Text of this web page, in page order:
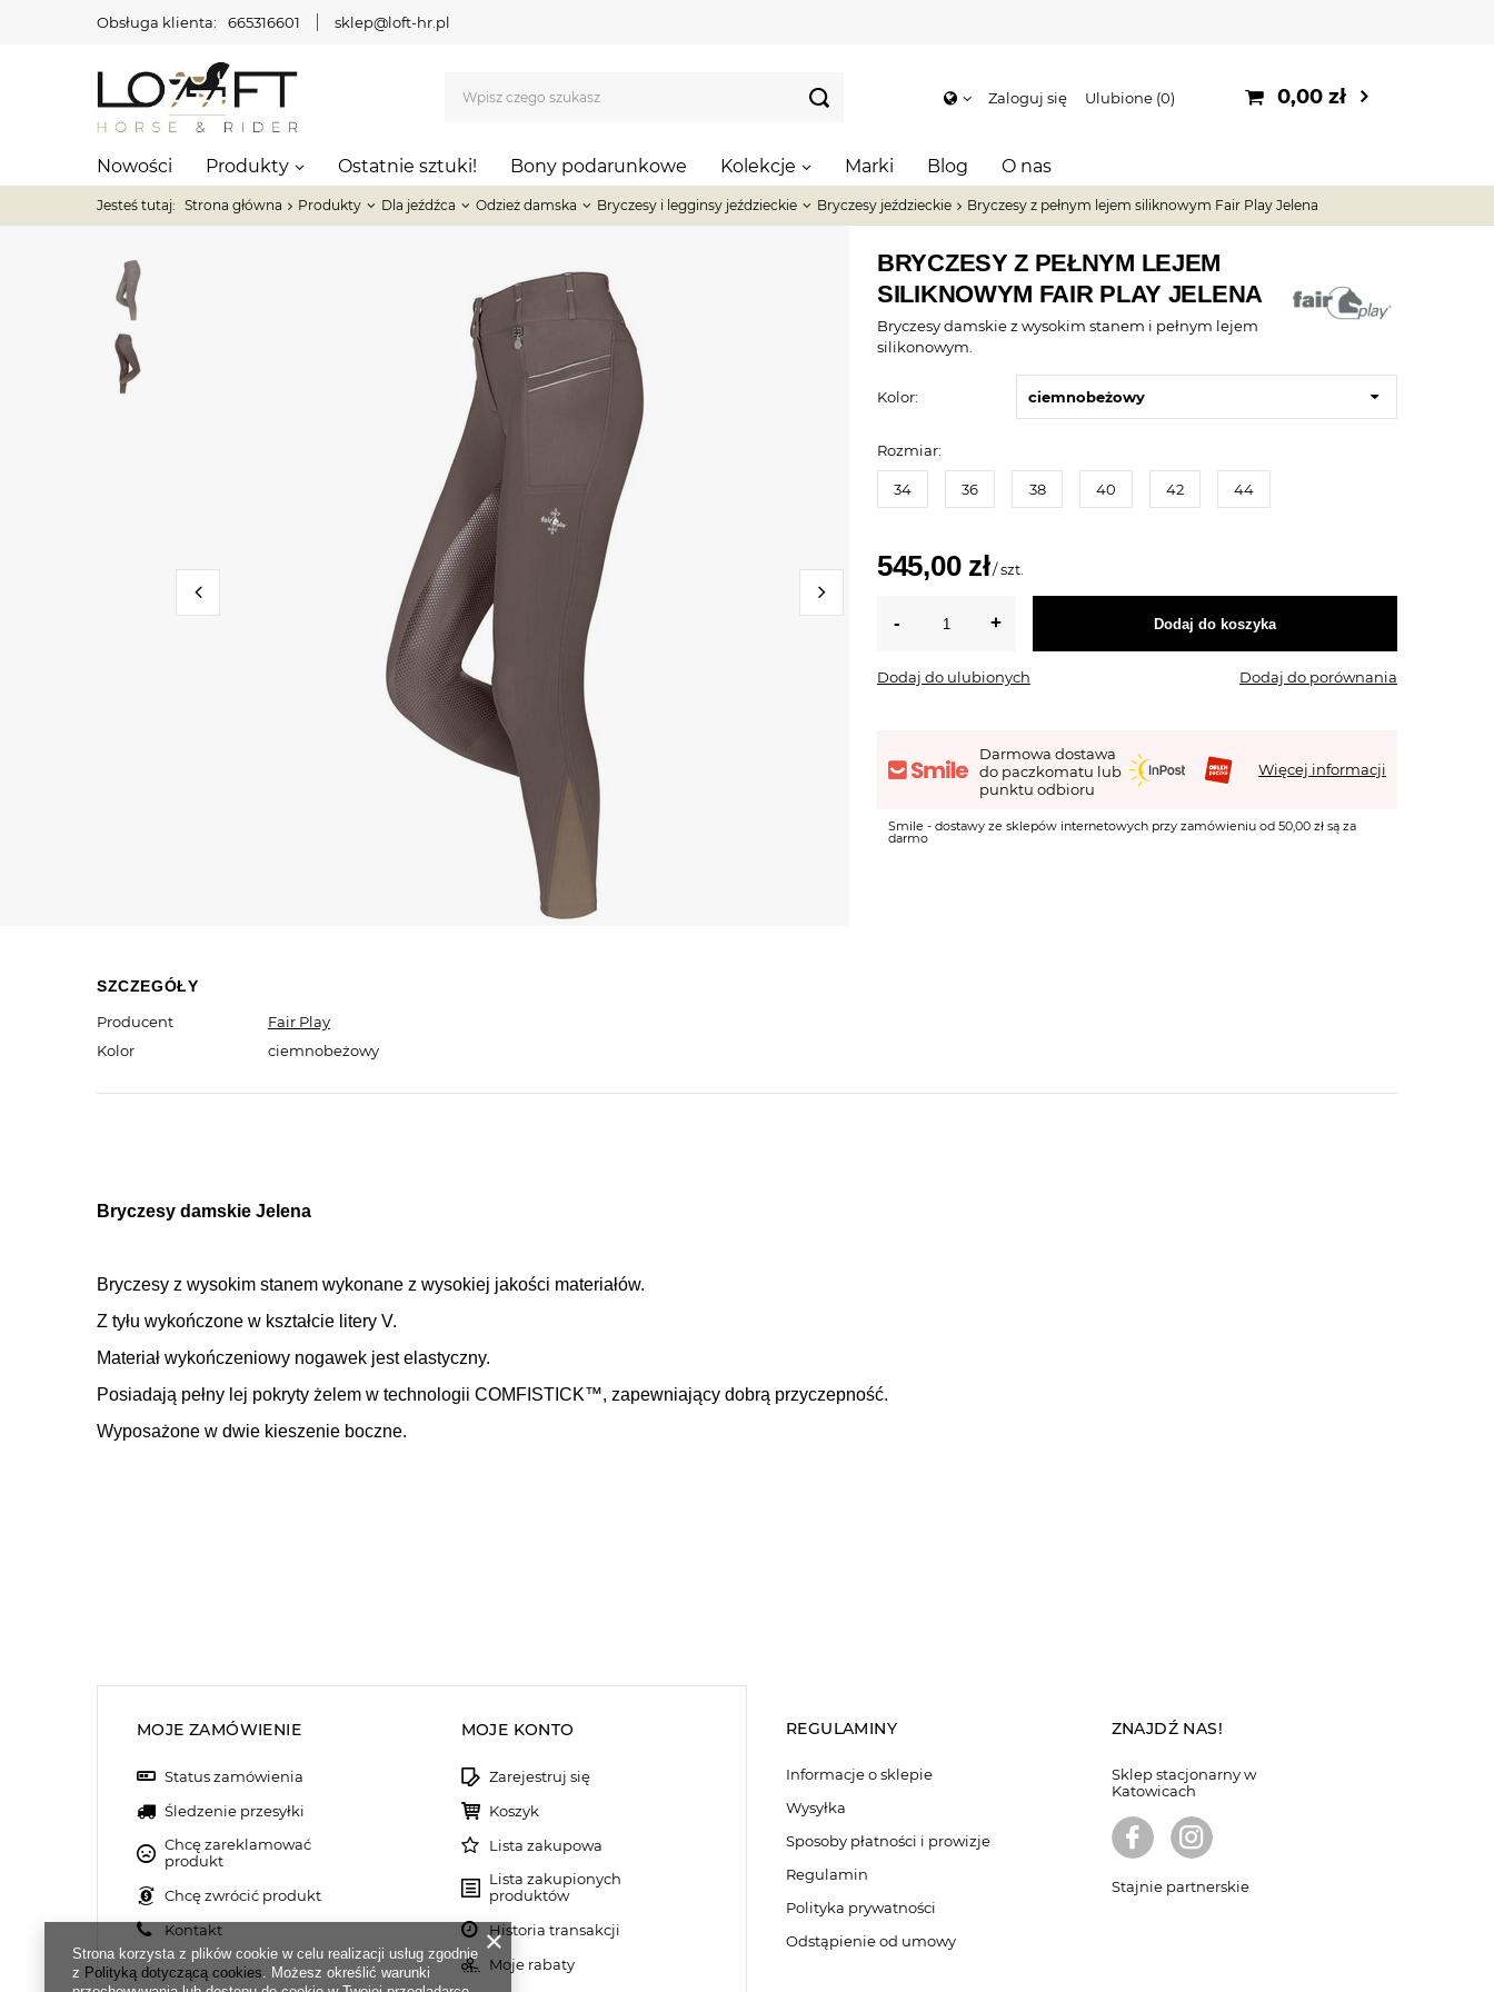
Obsługa klienta: 665316601 sklep@loft-hr.pl
Zaloguj się Ulubione 0 0,00 zł
Nowości Produkty Ostatnie sztuki! Bony podarunkowe Kolekcje Marki Blog O nas
Jesteś tutaj: Strona główna Produkty Dla jeźdźca Odzież damska Bryczesy i legginsy jeździeckie Bryczesy jeździeckie Bryczesy z pełnym lejem siliknowym Fair Play Jelena
BRYCZESY Z PEŁNYM LEJEM
SILIKNOWYM FAIR PLAY JELENA
Bryczesy damskie z wysokim stanem i pełnym lejem
silikonowym.
Kolor: ciemnobeżowy
Rozmiar:
34 36 38 40 42 44
545,00 zł/szt.
Dodaj do koszyka
Dodaj do ulubionych Dodaj do porównania
Darmowa dostawa
do paczkomatu lub
punktu odbioru
Więcej informacji
Smile - dostawy ze sklepów internetowych przy zamówieniu od 50,00 zł są za
darmo
SZCZEGÓŁY
Producent
Fair Play
Kolor
ciemnobeżowy
Bryczesy damskie Jelena
Bryczesy z wysokim stanem wykonane z wysokiej jakości materiałów.
Z tyłu wykończone w kształcie litery V.
Materiał wykończeniowy nogawek jest elastyczny.
Posiadają pełny lej pokryty żelem w technologii COMFISTICK™, zapewniający dobrą przyczepność.
Wyposażone w dwie kieszenie boczne.
MOJE ZAMÓWIENIE
Status zamówienia
Śledzenie przesyłki
Chcę zareklamować
produkt
Chcę zwrócić produkt
Kontakt
MOJE KONTO
Zarejestruj się
Koszyk
Lista zakupowa
Lista zakupionych
produktów
Historia transakcji
Moje rabaty
REGULAMINY
Informacje o sklepie
Wysyłka
Sposoby płatności i prowizje
Regulamin
Polityka prywatności
Odstąpienie od umowy
ZNAJDŹ NAS!
Sklep stacjonarny w
Katowicach
Stajnie partnerskie
Strona korzysta z plików cookie w celu realizacji usług zgodnie
z Polityką dotyczącą cookies. Możesz określić warunki